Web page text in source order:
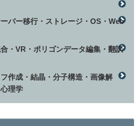
バー移行・ストレージ・OS・Web
・VR・ポリゴンデータ編集・翻訳
作成・結晶・分子構造・画像解
理学